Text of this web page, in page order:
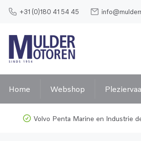
+31 (0)180 41 54 45
Home Webshop
Volvo Penta Marine en Industrie